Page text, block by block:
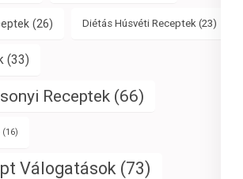
(26) Diétás Húsvéti Receptek (23)
(33)
Receptek (66)
(16)
Válogatások (73)